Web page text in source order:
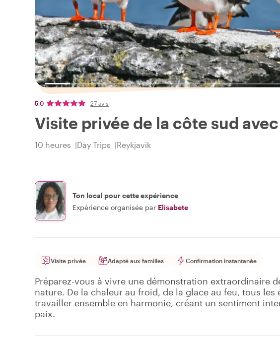
5,0 27 avis
Visite privée de la côte sud
10 heures Day Trips Reykjavik
Ton local pour cette expérience
Expérience organisée par Elisabete
Visite privée Adapté aux familles Confirmation instantanée
Préparez-vous à vivre une démonstration extraordinaire
nature. De la chaleur au froid, de la glace au feu, tous les
travailler ensemble en harmonie, créant un sentiment
paix.